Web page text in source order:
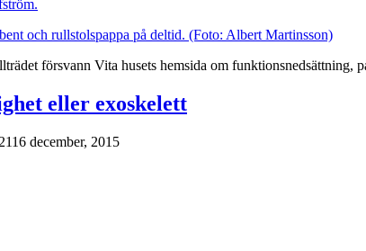
och rullstols­pappa på deltid. (Foto: Albert Martinsson)
försvann Vita husets hemsida om funktionsnedsättning,
eller exoskelett
16 december, 2015